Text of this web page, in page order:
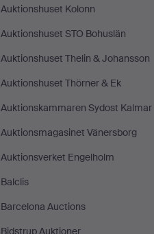
Auktionshuset Kolonn
Auktionshuset STO Bohuslän
Auktionshuset Thelin & Johansson
Auktionshuset Thörner & Ek
Auktionskammaren Sydost Kalmar
Auktionsmagasinet Vänersborg
Auktionsverket Engelholm
Balclis
Barcelona Auctions
Bidstrup Auktioner